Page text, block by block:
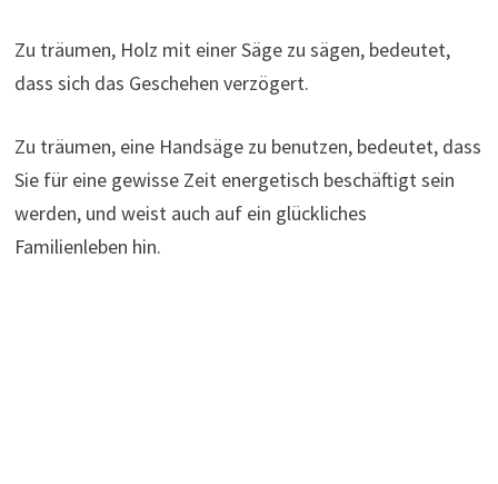
Zu träumen, Holz mit einer Säge zu sägen, bedeutet,
dass sich das Geschehen verzögert.
Zu träumen, eine Handsäge zu benutzen, bedeutet, dass
Sie für eine gewisse Zeit energetisch beschäftigt sein
werden, und weist auch auf ein glückliches
Familienleben hin.